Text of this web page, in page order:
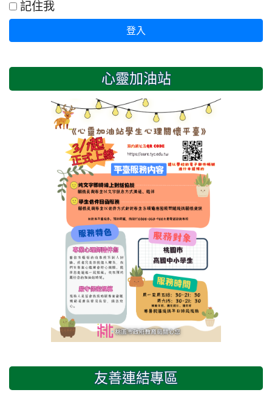
記住我
登入
心靈加油站
友善連結專區